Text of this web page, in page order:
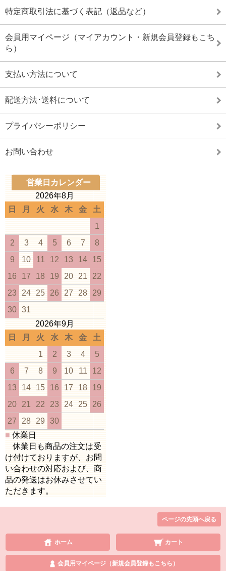
特定商取引法に基づく表記（返品など）
会員用マイページ（マイアカウント・新規会員登録もこち
ら）
支払い方法について
配送方法･送料について
プライバシーポリシー
お問い合わせ
営業日カレンダー
2026年8月
日
月 火 水 木 金
土
1
2
3 4 5 6 7
8
9
10 11 12 13 14
15
16
17 18 19 20 21
22
23
24 25 26 27 28
29
30 31
2026年9月
日
月 火 水 木 金
土
1
2 3 4
5
6
7 8 9 10 11
12
13
14 15 16 17 18
19
20
21 22 23 24 25
26
27
28 29 30
■ 休業日
休業日も商品の注文は受
け付けておりますが、お問
い合わせの対応および、商
品の発送はお休みさせてい
ただきます。
ページの先頭へ戻る
ホーム カート
会員用マイページ（新規会員登録もこちら）